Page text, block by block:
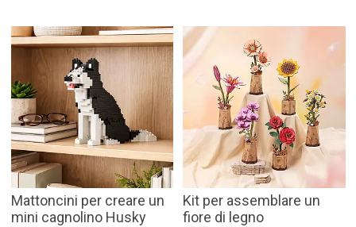
Mattoncini per creare un
mini cagnolino Husky
Kit per assemblare un
fiore di legno